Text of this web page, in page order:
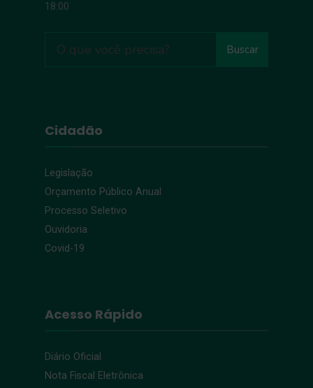
18:00
Buscar
Cidadão
Legislação
Orçamento Público Anual
Processo Seletivo
Ouvidoria
Covid-19
Acesso Rápido
Diário Oficial
Nota Fiscal Eletrônica